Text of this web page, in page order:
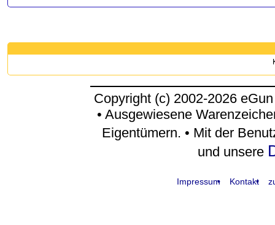
Copyright (c) 2002-2026
• Ausgewiesene
Eigentümern. • Mit der
und unsere
Impressum Kontakt